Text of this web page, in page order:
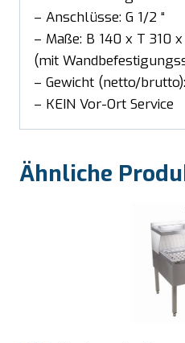
– Anschlüsse: G 1/2 “
– Maße: B 140 x T 310
(mit
– Gewicht (netto/
– KEIN Vor-Ort Service
Ähnliche